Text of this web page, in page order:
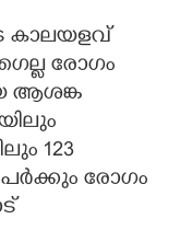
കാലയളവ്
രോഗം
ആശങ്ക
123
രോഗം